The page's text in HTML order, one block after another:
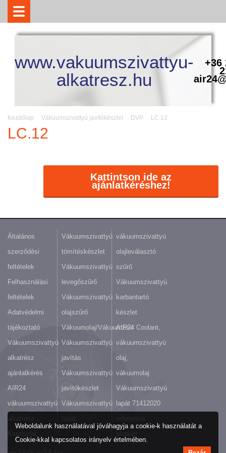
www.vakuumszivattyu-
alkatresz.hu
+36
Kezdőlap Vákuumszivattyú javítókészlet DVP LC.12
LC.12
Kattintson ide az
ajánlatkéréshez!
Általános
szerződési
feltételek
Felhasználási
feltételek
Adatvédelmi
tájékoztató
Vákuumszivattyú
alkatrész
ajánlatkérés
AIR24
vákuumszivattyú
Vákuumszivattyú
tömítéskészlet
Vákuumszivattyú
levegőszűrő
Vákuumszivattyú
olajszűrő
Vákuumolaj/Vákuumzsír
Vákuumszivattyú
javítás
Vákuumszivattyú
javítókészlet
Vákuumszivattyú
vákuumszivattyú
olajleválasztó
szűrő
Vákuumszivattyú
karbantartó
készlet
AIR24 Coolant,
vákuumszivattyú
olaj,
vákuumolaj
Vákuumszivattyú
lapát 71412020
Weboldalunk használatával jóváhagyja a cookie-k használatát a
Cookie-kkal kapcsolatos irányelv értelmében.